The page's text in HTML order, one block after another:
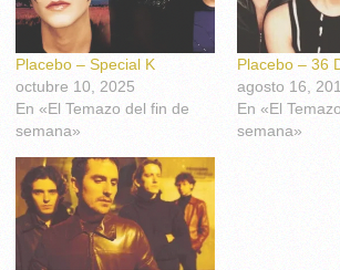
Placebo – Special K
octubre 10, 2025
En «El Temazo del fin de
semana»
Placebo – 36
agosto 16,
En «El
semana»